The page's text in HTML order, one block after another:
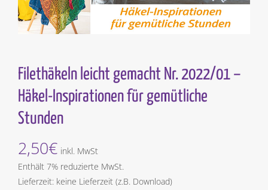
Filethäkeln leicht gemacht Nr. 2022/01 –
Häkel-Inspirationen für gemütliche
Stunden
2,50€ inkl. MwSt
Enthält 7% reduzierte MwSt.
Lieferzeit: keine Lieferzeit (z.B. Download)